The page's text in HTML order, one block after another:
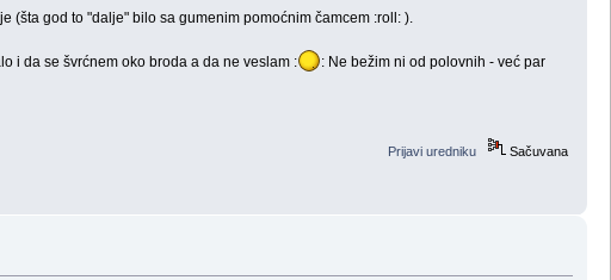
(šta god to "dalje" bilo sa gumenim pomoćnim čamcem :roll: ).
i da se švrćnem oko broda a da ne veslam :
: Ne bežim ni od polovnih - već par
Prijavi uredniku Sačuvana